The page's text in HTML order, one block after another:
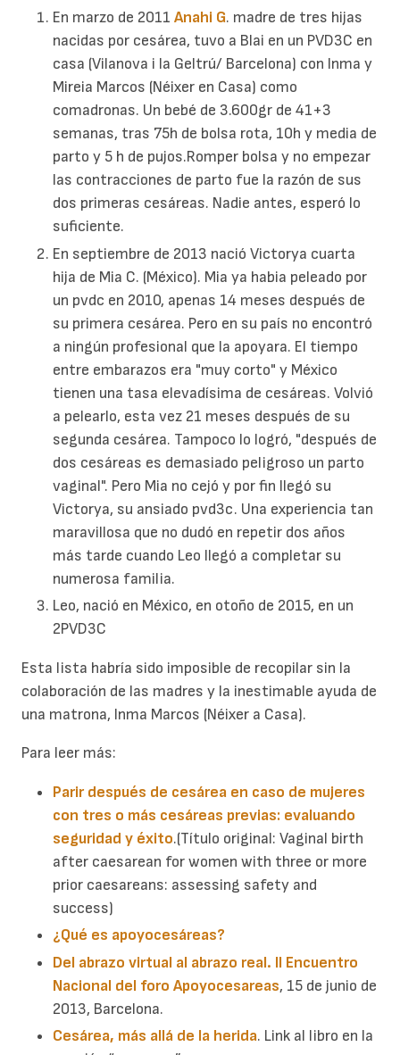
En marzo de 2011Anahi G. madre de tres hijas
nacidas por cesárea, tuvo a Blai en un PVD3C en
casa (Vilanova i la Geltrú/ Barcelona) con Inma y
Mireia Marcos (Néixer en Casa) como
comadronas. Un bebé de 3.600gr de 41+3
semanas, tras 75h de bolsa rota, 10h y media de
parto y 5 h de pujos.Romper bolsa y no empezar
las contracciones de parto fue la razón de sus
dos primeras cesáreas. Nadie antes, esperó lo
suficiente.
En septiembre de 2013 nació Victorya cuarta
hija de Mia C. (México). Mia ya habia peleado por
un pvdc en 2010, apenas 14 meses después de
su primera cesárea. Pero en su país no encontró
a ningún profesional que la apoyara. El tiempo
entre embarazos era "muy corto" y México
tienen una tasa elevadísima de cesáreas. Volvió
a pelearlo, esta vez 21 meses después de su
segunda cesárea. Tampoco lo logró, "después de
dos cesáreas es demasiado peligroso un parto
vaginal". Pero Mia no cejó y por fin llegó su
Victorya, su ansiado pvd3c. Una experiencia tan
maravillosa que no dudó en repetir dos años
más tarde cuando Leo llegó a completar su
numerosa familia.
Leo, nació en México, en otoño de 2015, en un
2PVD3C
Esta lista habría sido imposible de recopilar sin la
colaboración de las madres y la inestimable ayuda de
una matrona, Inma Marcos (Néixer a Casa).
Para leer más:
Parir después de cesárea en caso de mujeres
con tres o más cesáreas previas: evaluando
seguridad y éxito.(Título original: Vaginal birth
after caesarean for women with three or more
prior caesareans: assessing safety and
success)
¿Qué es apoyocesáreas?
Del abrazo virtual al abrazo real. II Encuentro
Nacional del foro Apoyocesareas, 15 de junio de
2013, Barcelona.
Cesárea, más allá de la herida. Link al libro en la